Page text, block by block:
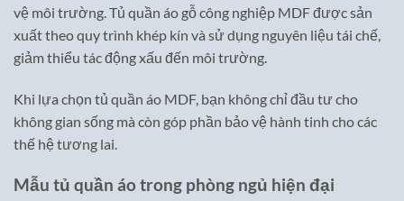
vệ môi trường. Tủ quần áo gỗ công nghiệp MDF được sản
xuất theo quy trình khép kín và sử dụng nguyên liệu tái chế,
giảm thiểu tác động xấu đến môi trường.
Khi lựa chọn tủ quần áo MDF, bạn không chỉ đầu tư cho
không gian sống mà còn góp phần bảo vệ hành tinh cho các
thế hệ tương lai.
Mẫu tủ quần áo trong phòng ngủ hiện đại